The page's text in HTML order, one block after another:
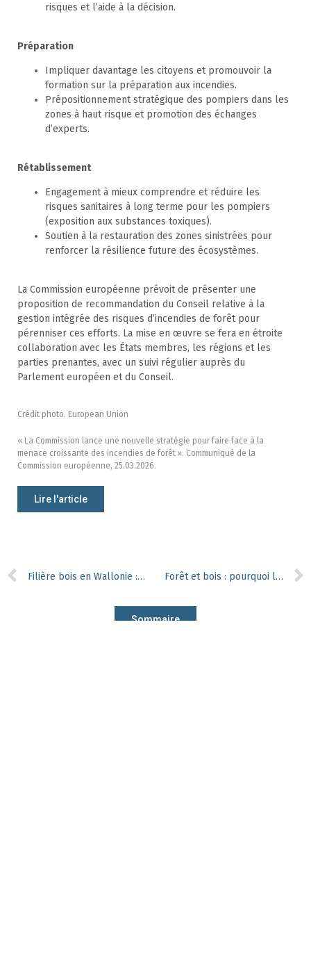
risques et l’aide à la décision.
Préparation
Impliquer davantage les citoyens et promouvoir la
formation sur la préparation aux incendies.
Prépositionnement stratégique des pompiers dans les
zones à haut risque et promotion des échanges
d’experts.
Rétablissement
Engagement à mieux comprendre et réduire les
risques sanitaires à long terme pour les pompiers
(exposition aux substances toxiques).
Soutien à la restauration des zones sinistrées pour
renforcer la résilience future des écosystèmes.
La Commission européenne prévoit de présenter une
proposition de recommandation du Conseil relative à la
gestion intégrée des risques d’incendies de forêt pour
pérenniser ces efforts. La mise en œuvre se fera en étroite
collaboration avec les États membres, les régions et les
parties prenantes, avec un suivi régulier auprès du
Parlement européen et du Conseil.
Crédit photo. European Union
« La Commission lance une nouvelle stratégie pour faire face à la
menace croissante des incendies de forêt ». Communiqué de la
Commission européenne, 25.03.2026.
Lire l'article
Filière bois en Wallonie : entre tensions sur les approvisionnements et espoirs prudents Forêt et bois : pourquoi les citoyens ne font-ils pas le lien ?
Sommaire